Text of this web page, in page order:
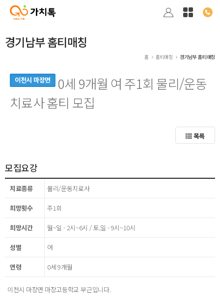
경기남부 홈티매칭
홈 홈티매칭 경기남부 홈티매칭
이천시 마장면
0세 9개월 여 주1회 물리/운동
치료사 홈티 모집
목록
모집요강
치료종류 물리/운동치료사
희망횟수 주1회
희망시간 월~일 - 2시~6시 / 토,일 - 9시~10시
성별 여
연령 0세 9개월
이천시 마장면 마장고등학교 부근입니다.